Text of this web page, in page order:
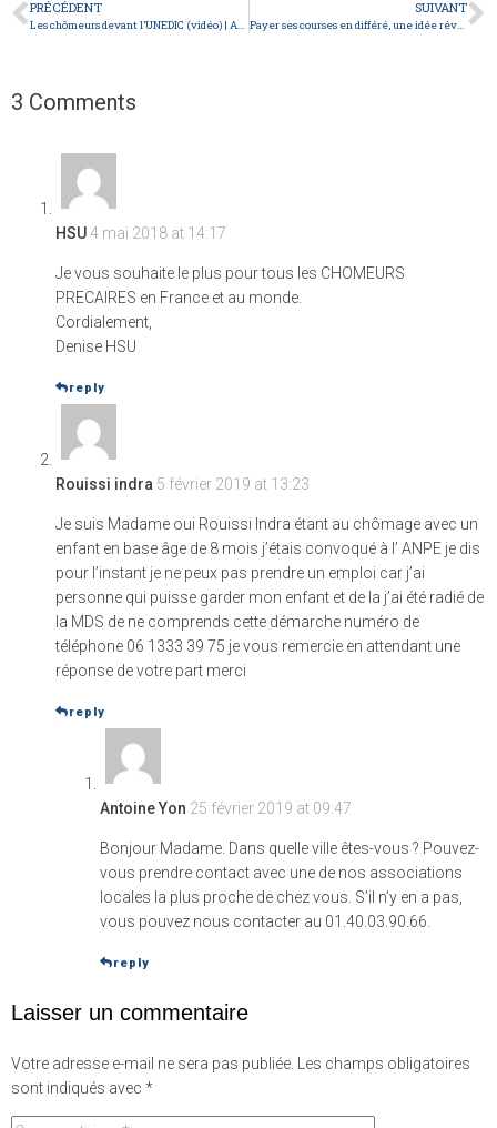
PRÉCÉDENT
Les chômeurs devant l’UNEDIC (vidéo) | Action 25 avril
SUIVANT
Payer ses courses en différé, une idée révolutionnaire ? (RTL)
3 Comments
HSU4 mai 2018 at 14:17
Je vous souhaite le plus pour tous les CHOMEURS
PRECAIRES en France et au monde.
Cordialement,
Denise HSU
reply
Rouissi indra 5 février 2019 at 13:23
Je suis Madame oui Rouissi Indra étant au chômage avec un
enfant en base âge de 8 mois j’étais convoqué à l’ ANPE je dis
pour l’instant je ne peux pas prendre un emploi car j’ai
personne qui puisse garder mon enfant et de la j’ai été radié de
la MDS de ne comprends cette démarche numéro de
téléphone 06 1333 39 75 je vous remercie en attendant une
réponse de votre part merci
reply
Antoine Yon 25 février 2019 at 09:47
Bonjour Madame. Dans quelle ville êtes-vous ? Pouvez-
vous prendre contact avec une de nos associations
locales la plus proche de chez vous. S’il n’y en a pas,
vous pouvez nous contacter au 01.40.03.90.66.
reply
Laisser un commentaire
Votre adresse e-mail ne sera pas publiée. Les champs obligatoires
sont indiqués avec *